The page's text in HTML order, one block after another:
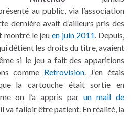
au public, via l’association
dernière avait d’ailleurs pris des
montré le jeuen juin 2011. Depuis,
détient les droits du titre, avaient
si le jeu a fait des apparitions
comme Retrovision. J’en étais
la cartouche était sortie en
on l’a appris par un mail de
va falloir être patient. En réalité, la